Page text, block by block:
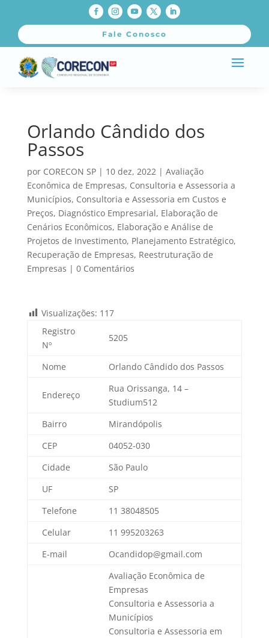
Fale Conosco
Orlando Cândido dos
Passos
por CORECON SP| 10 dez, 2022 | Avaliação
Econômica de Empresas, Consultoria e Assessoria a
Municípios, Consultoria e Assessoria em Custos e
Preços, Diagnóstico Empresarial, Elaboração de
Cenários Econômicos, Elaboração e Análise de
Projetos de Investimento, Planejamento Estratégico,
Recuperação de Empresas, Reestruturação de
Empresas | 0 Comentários
Visualizações: 117
Registro
Nº
5205
Nome Orlando Cândido dos Passos
Endereço
Rua Orissanga, 14 –
Studium512
Bairro
Mirandópolis
CEP
04052-030
Cidade
São Paulo
UF
SP
Telefone
11 38048505
Celular
11 995203263
E-mail
Ocandidop@gmail.com
Avaliação Econômica de
Empresas
Consultoria e Assessoria a
Municípios
Consultoria e Assessoria em